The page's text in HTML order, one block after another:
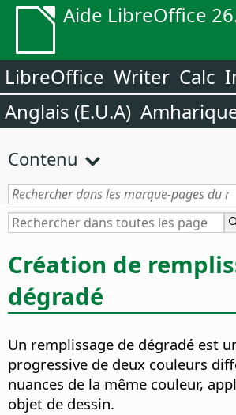
Aide LibreOffice
LibreOffice Writer Calc
Anglais (E.U.A)
Contenu
Création de
dégradé
Un remplissage de dégradé est
progressive de deux couleurs
nuances de la même couleur,
objet de dessin.